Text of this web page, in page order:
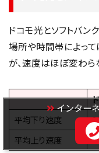
ドコモ光とソフトバン
場所や時間帯によっ
が、速度はほぼ変わら
平均下り速度
平均上り速度
インター